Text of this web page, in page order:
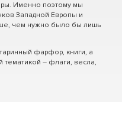
Именно поэтому мы
Западной Европы и
чем нужно было бы лишь
фарфор, книги, а
тематикой – флаги, весла,